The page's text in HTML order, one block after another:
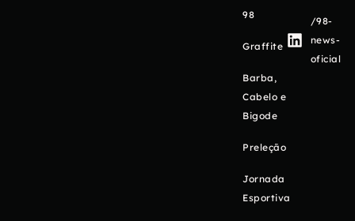
98
Graffite
Barba,
Cabelo e
Bigode
Preleção
Jornada
Esportiva
/98-
news-
oficial